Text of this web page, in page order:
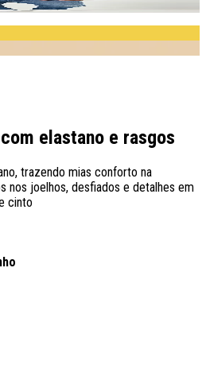
elastano e rasgos
trazendo mias conforto na
nos joelhos, desfiados e detalhes em
cinto